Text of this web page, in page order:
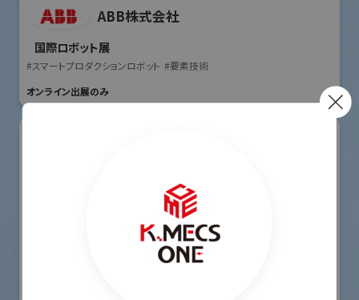
ABB株式会社
国際ロボット展
#スマートプロダクションロボット #要素技術
オンライン出展のみ